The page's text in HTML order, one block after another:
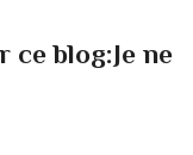
blog:Je ne